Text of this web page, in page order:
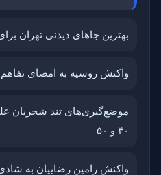
بهترین جاهای دیدنی تهران
واکنش روسیه به امضای
موضع‌گیری‌های تند شجریان
۴۰ و ۵۰
واکنش رامین رضاییان به شادی